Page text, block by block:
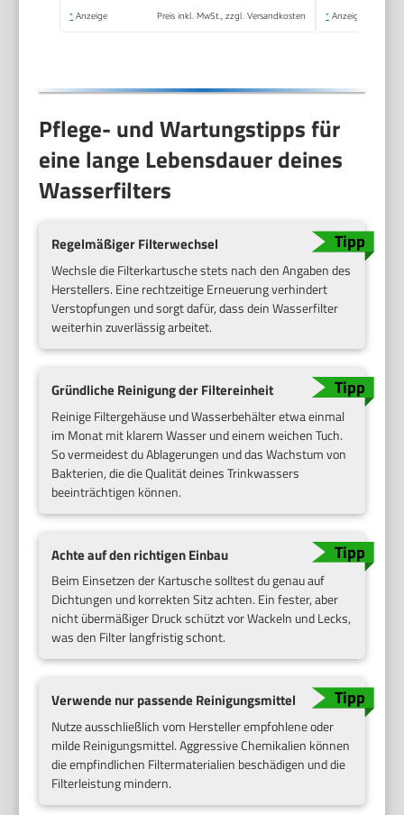
* Anzeige Preis inkl. MwSt., zzgl. Versandkosten * Anzeige
Pflege- und Wartungstipps für
eine lange Lebensdauer deines
Wasserfilters
Regelmäßiger Filterwechsel
Wechsle die Filterkartusche stets nach den Angaben des
Herstellers. Eine rechtzeitige Erneuerung verhindert
Verstopfungen und sorgt dafür, dass dein Wasserfilter
weiterhin zuverlässig arbeitet.
Gründliche Reinigung der Filtereinheit
Reinige Filtergehäuse und Wasserbehälter etwa einmal
im Monat mit klarem Wasser und einem weichen Tuch.
So vermeidest du Ablagerungen und das Wachstum von
Bakterien, die die Qualität deines Trinkwassers
beeinträchtigen können.
Achte auf den richtigen Einbau
Beim Einsetzen der Kartusche solltest du genau auf
Dichtungen und korrekten Sitz achten. Ein fester, aber
nicht übermäßiger Druck schützt vor Wackeln und Lecks,
was den Filter langfristig schont.
Verwende nur passende Reinigungsmittel
Nutze ausschließlich vom Hersteller empfohlene oder
milde Reinigungsmittel. Aggressive Chemikalien können
die empfindlichen Filtermaterialien beschädigen und die
Filterleistung mindern.